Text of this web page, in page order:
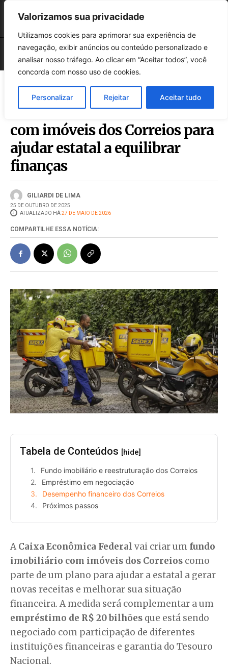
Valorizamos sua privacidade
Utilizamos cookies para aprimorar sua experiência de
navegação, exibir anúncios ou conteúdo personalizado e
analisar nosso tráfego. Ao clicar em “Aceitar todos”, você
concorda com nosso uso de cookies.
Personalizar Rejeitar Aceitar tudo
Caixa criará fundo imobiliário
com imóveis dos Correios para
ajudar estatal a equilibrar
finanças
GILIARDI DE LIMA
25 DE OUTUBRO DE 2025
ATUALIZADO HÁ27 DE MAIO DE 2026
COMPARTILHE ESSA NOTÍCIA:
Tabela de Conteúdos [hide]
Fundo imobiliário e reestruturação dos Correios
Empréstimo em negociação
Desempenho financeiro dos Correios
Próximos passos
A Caixa Econômica Federal vai criar um fundo
imobiliário com imóveis dos Correios como
parte de um plano para ajudar a estatal a gerar
novas receitas e melhorar sua situação
financeira. A medida será complementar a um
empréstimo de R$ 20 bilhões que está sendo
negociado com participação de diferentes
instituições financeiras e garantia do Tesouro
Nacional.